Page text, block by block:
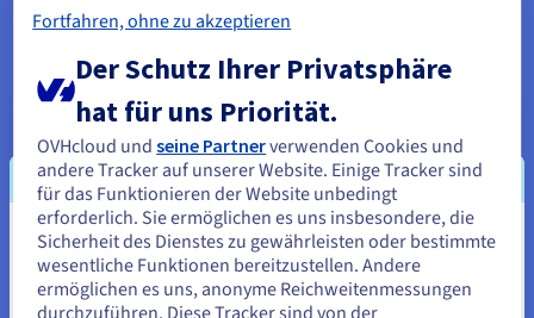
Marketingvideos zur Steigerung der
Conversion-Rate
Sie scheinen sich in Vereinigte
Staaten zu befinden.
Fortfahren, ohne zu akzeptieren
Der Schutz Ihrer Privatsphäre
hat für uns Priorität.
OVHcloud undseine Partnerverwenden Cookies und
andere Tracker auf unserer Website. Einige Tracker sind
für das Funktionieren der Website unbedingt
erforderlich. Sie ermöglichen es uns insbesondere, die
Sicherheit des Dienstes zu gewährleisten oder bestimmte
wesentliche Funktionen bereitzustellen. Andere
ermöglichen es uns, anonyme Reichweitenmessungen
durchzuführen. Diese Tracker sind von der